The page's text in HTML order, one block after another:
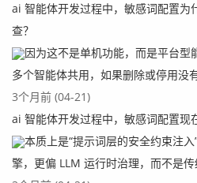
这里我们创建一下一个工作流，
ai 智能体开发过程中，敏感词配置
查？
因为这不是单机功能，而是平台型
多个智能体共用，如果删除或停用没
3个月前 (04-21)
ai 智能体开发过程中，敏感词配置现
本质上是“提示词层的安全约束注
擎，更偏 LLM 运行时治理，而不是